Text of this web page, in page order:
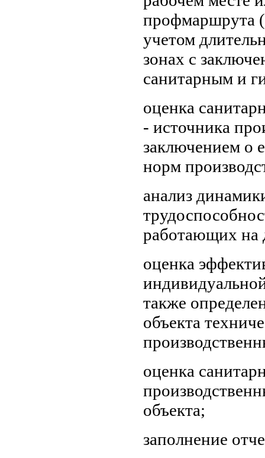
профмаршрута
учетом
зонах с
санитарным и
оценка
- источника
заключением о
норм
анализ
работающих на
оценка
также
объекта
оценка
объекта;
заполнение